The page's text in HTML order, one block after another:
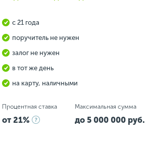
с 21 года
поручитель не нужен
залог не нужен
в тот же день
на карту, наличными
Процентная ставка
от 21%
Максимальная сумма
до 5 000 000 руб.